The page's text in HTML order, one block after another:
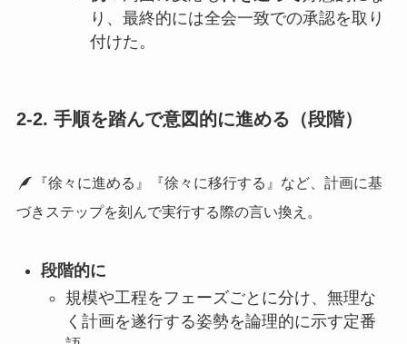
り、最終的には全会一致での承認を取り
付けた。
2-2. 手順を踏んで意図的に進める（段階）
『徐々に進める』『徐々に移行する』など、計画に基
づきステップを刻んで実行する際の言い換え。
段階的に
規模や工程をフェーズごとに分け、無理な
く計画を遂行する姿勢を論理的に示す定番